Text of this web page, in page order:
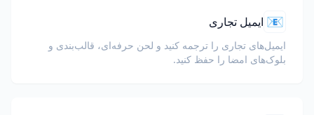
📧 ایمیل تجاری
ایمیل‌های تجاری را ترجمه کنید و لحن حرفه‌ای، قالب‌بندی و
بلوک‌های امضا را حفظ کنید.